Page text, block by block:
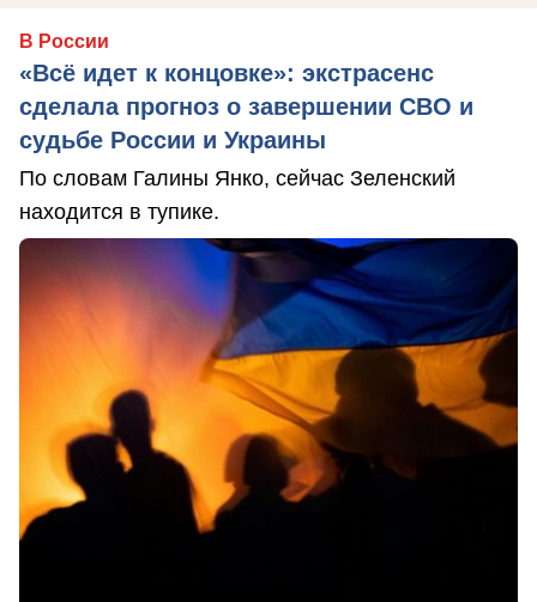
В России
«Всё идет к концовке»: экстрасенс
сделала прогноз о завершении СВО и
судьбе России и Украины
По словам Галины Янко, сейчас Зеленский
находится в тупике.